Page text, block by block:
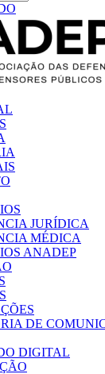
JURÍDICA
MÉDICA
ANADEP
DE
DIGITAL